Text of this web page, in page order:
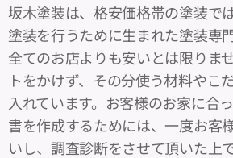
坂木塗装は、格安価格帯の塗装で
塗装を行うために生まれた塗装専
全てのお店よりも安いとは限りま
トをかけず、その分使う材料やこ
入れています。お客様のお家に合
書を作成するためには、一度お客
いし、調査診断をさせて頂いた上